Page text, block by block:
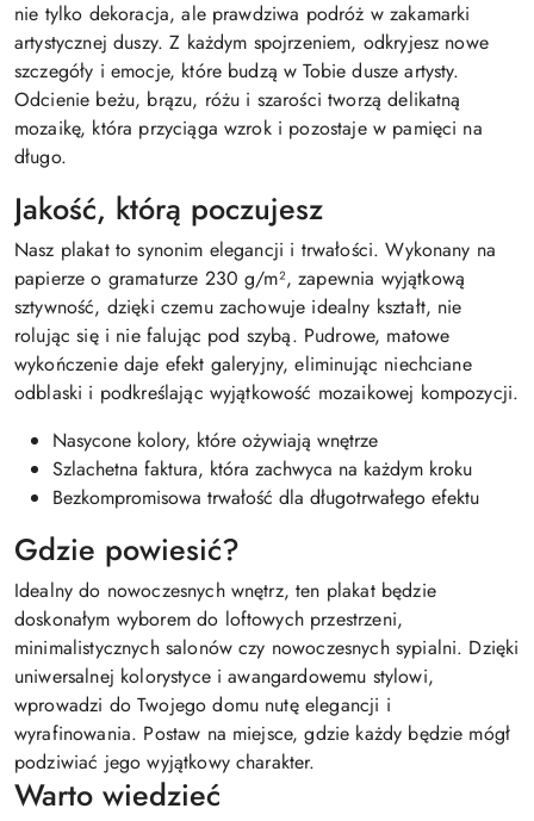
nie tylko dekoracja, ale prawdziwa podróż w zakamarki
artystycznej duszy. Z każdym spojrzeniem, odkryjesz nowe
szczegóły i emocje, które budzą w Tobie dusze artysty.
Odcienie beżu, brązu, różu i szarości tworzą delikatną
mozaikę, która przyciąga wzrok i pozostaje w pamięci na
długo.
Jakość, którą poczujesz
Nasz plakat to synonim elegancji i trwałości. Wykonany na
papierze o gramaturze 230 g/m², zapewnia wyjątkową
sztywność, dzięki czemu zachowuje idealny kształt, nie
rolując się i nie falując pod szybą. Pudrowe, matowe
wykończenie daje efekt galeryjny, eliminując niechciane
odblaski i podkreślając wyjątkowość mozaikowej kompozycji.
Nasycone kolory, które ożywiają wnętrze
Szlachetna faktura, która zachwyca na każdym kroku
Bezkompromisowa trwałość dla długotrwałego efektu
Gdzie powiesić?
Idealny do nowoczesnych wnętrz, ten plakat będzie
doskonałym wyborem do loftowych przestrzeni,
minimalistycznych salonów czy nowoczesnych sypialni. Dzięki
uniwersalnej kolorystyce i awangardowemu stylowi,
wprowadzi do Twojego domu nutę elegancji i
wyrafinowania. Postaw na miejsce, gdzie każdy będzie mógł
podziwiać jego wyjątkowy charakter.
Warto wiedzieć